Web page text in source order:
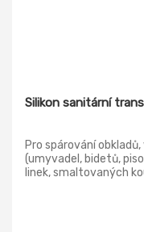
Silikon sanitární
Pro spárování
(umyvadel, bidetů,
linek, smaltovaných
akrylátových